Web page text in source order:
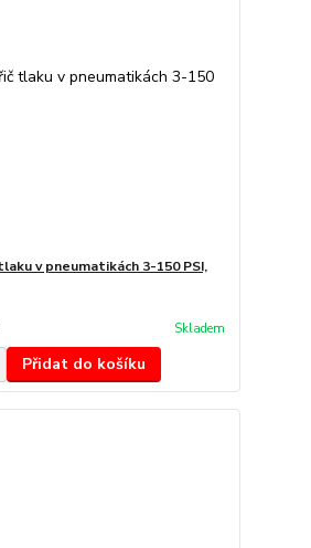
v pneumatikách 3-150 PSI,
Skladem
Přidat do košíku